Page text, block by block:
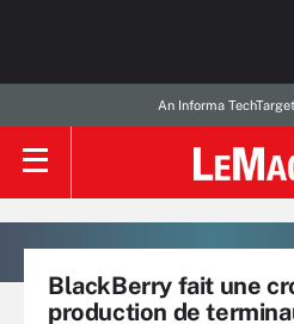
An Informa
BlackBerry fait une
production de